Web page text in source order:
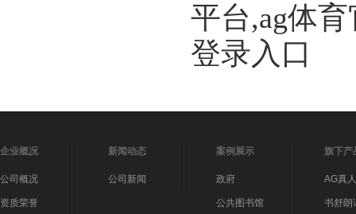
平台,ag体
登录入口
企业概况
公司概况
资质荣誉
新闻动态
公司新闻
案例展示
政府
公共图书馆
旗下产
AG真
书舒朗